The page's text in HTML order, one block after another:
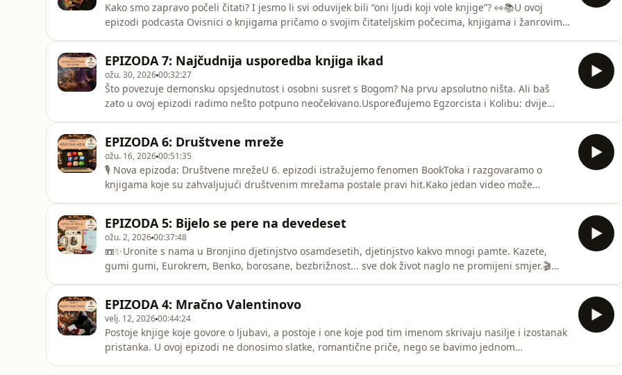
Kako smo zapravo počeli čitati? I jesmo li svi oduvijek bili “oni ljudi koji vole knjige”? 👀📚U ovoj
epizodi podcasta Ovisnici o knjigama pričamo o svojim čitateljskim počecima, knjigama i žanrovima
svoje
EPIZODA 7: Najčudnija usporedba knjiga ikad
ožu. 30, 202600:32:27
Što povezuje demonsku opsjednutost i osobni susret s Bogom? Na prvu apsolutno ništa. Ali baš
zato u ovoj epizodi radimo nešto potpuno neočekivano.Uspoređujemo Egzorcista i Kolibu: dvije
teme, malo k
EPIZODA 6: Društvene mreže
ožu. 16, 202600:51:35
🎙️ Nova epizoda: Društvene mrežeU 6. epizodi istražujemo fenomen BookToka i razgovaramo o
knjigama koje su zahvaljujući društvenim mrežama postale pravi hit.Kako jedan video može
nama: pratite li pr
EPIZODA 5: Bijelo se pere na devedeset
ožu. 2, 202600:37:48
📼✨Uronite s nama u Bronjino djetinjstvo osamdesetih, djetinjstvo kakvo mnogi pamte. Kazete,
gumi gumi, Eurokrem, Benko, borosane, bezbrižnost... sve dok život naglo ne promijeni smjer.🎬
kanalu🎧 Slušajte
EPIZODA 4: Mračno Valentinovo
velj. 12, 202600:44:24
Postoje knjige koje govore o ljubavi, a postoje i one koje pod tim imenom skrivaju nasilje i izostanak
pristanka. U ovoj epizodi ne donosimo slatke, romantične priče, nego se bavimo jednom